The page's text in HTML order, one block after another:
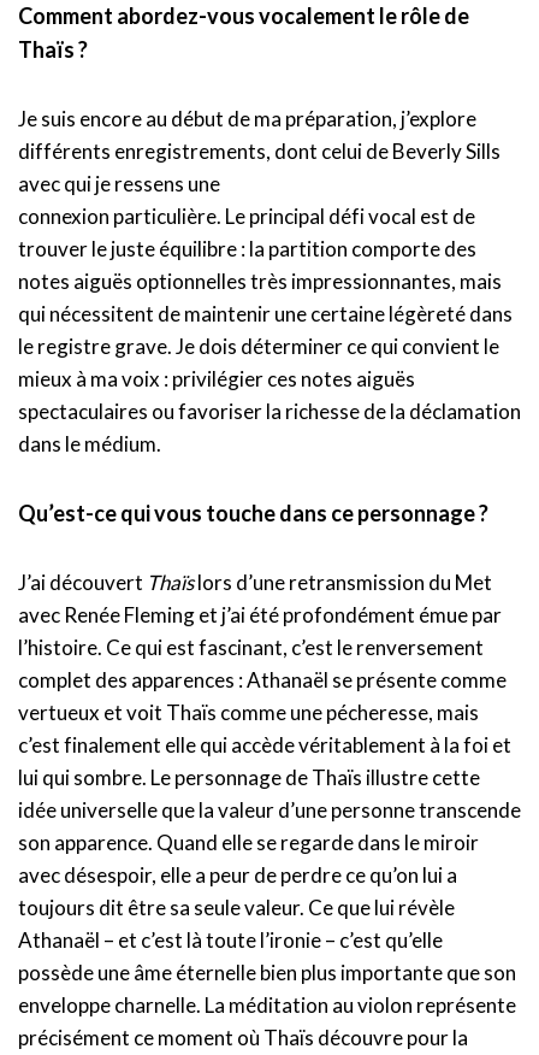
Comment abordez-vous vocalement le rôle de
Thaïs ?
Je suis encore au début de ma préparation, j’explore
différents enregistrements, dont celui de Beverly Sills
avec qui je ressens une
connexion particulière. Le principal défi vocal est de
trouver le juste équilibre : la partition comporte des
notes aiguës optionnelles très impressionnantes, mais
qui nécessitent de maintenir une certaine légèreté dans
le registre grave. Je dois déterminer ce qui convient le
mieux à ma voix : privilégier ces notes aiguës
spectaculaires ou favoriser la richesse de la déclamation
dans le médium.
Qu’est-ce qui vous touche dans ce personnage ?
J’ai découvert Thaïslors d’une retransmission du Met
avec Renée Fleming et j’ai été profondément émue par
l’histoire. Ce qui est fascinant, c’est le renversement
complet des apparences : Athanaël se présente comme
vertueux et voit Thaïs comme une pécheresse, mais
c’est finalement elle qui accède véritablement à la foi et
lui qui sombre. Le personnage de Thaïs illustre cette
idée universelle que la valeur d’une personne transcende
son apparence. Quand elle se regarde dans le miroir
avec désespoir, elle a peur de perdre ce qu’on lui a
toujours dit être sa seule valeur. Ce que lui révèle
Athanaël – et c’est là toute l’ironie – c’est qu’elle
possède une âme éternelle bien plus importante que son
enveloppe charnelle. La méditation au violon représente
précisément ce moment où Thaïs découvre pour la